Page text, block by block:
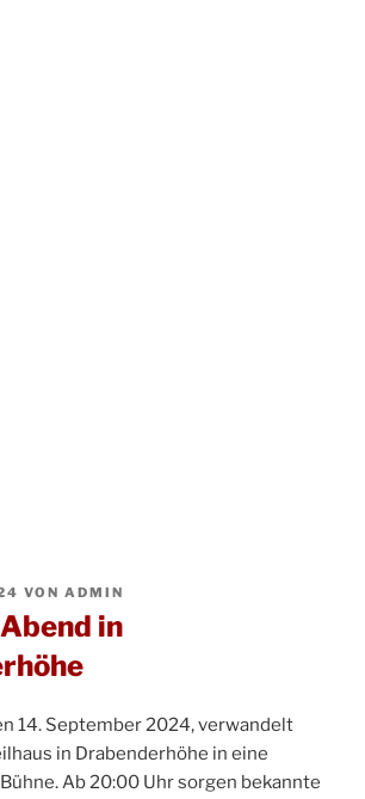
VON ADMIN
in
14. September 2024, verwandelt
in Drabenderhöhe in eine
Ab 20:00 Uhr sorgen bekannte